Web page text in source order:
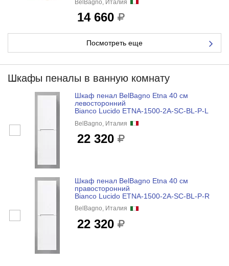
BelBagno, Италия
14 660
Посмотреть еще
Шкафы пеналы в ванную комнату
Шкаф пенал BelBagno Etna 40 см
левосторонний
Bianco Lucido ETNA-1500-2A-SC-BL-P-L
BelBagno, Италия
22 320
Шкаф пенал BelBagno Etna 40 см
правосторонний
Bianco Lucido ETNA-1500-2A-SC-BL-P-R
BelBagno, Италия
22 320